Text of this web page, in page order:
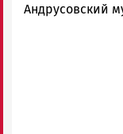
Андрусовский